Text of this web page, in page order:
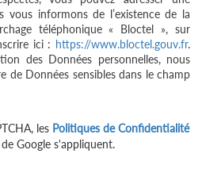
vous informons de l’existence de la
téléphonique « Bloctel », sur
ici : https://www.bloctel.gouv.fr.
des Données personnelles, nous
de Données sensibles dans le champ
les Politiques de Confidentialité
de Google s'appliquent.